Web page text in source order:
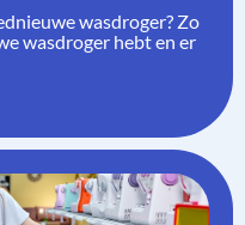
wasdroger? Zo
wasdroger hebt en er